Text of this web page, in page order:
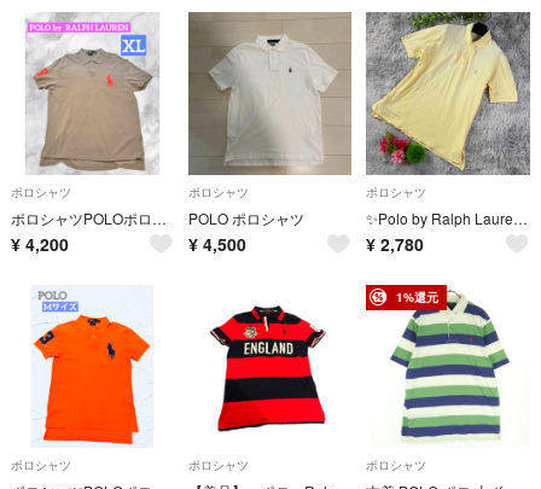
ポロシャツ
ポロシャツPOLOポロラルフローレンXLビッグポニーエンブレムグレー
¥ 4,200
ポロシャツ
POLO ポロシャツ
¥ 4,500
ポロシャツ
✨Polo by Ralph Lauren✨サイズL イエロー 半袖 ポロシャツ
¥ 2,780
ポロシャツ ポロシャツ
1%還元
ポロシャツ